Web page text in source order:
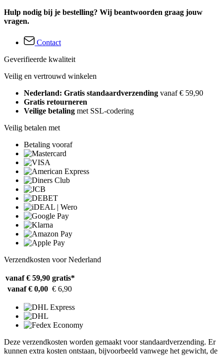
Hulp nodig bij je bestelling? Wij beantwoorden graag jouw
vragen.
Contact
Geverifieerde kwaliteit
Veilig en vertrouwd winkelen
Nederland: Gratis standaardverzending vanaf € 59,90
Gratis retourneren
Veilige betaling met SSL-codering
Veilig betalen met
Betaling vooraf
Verzendkosten voor Nederland
vanaf € 59,90 gratis*
vanaf € 0,00 € 6,90
Deze verzendkosten worden gemaakt voor standaardverzending. Er
kunnen extra kosten ontstaan, bijvoorbeeld vanwege het gewicht, de